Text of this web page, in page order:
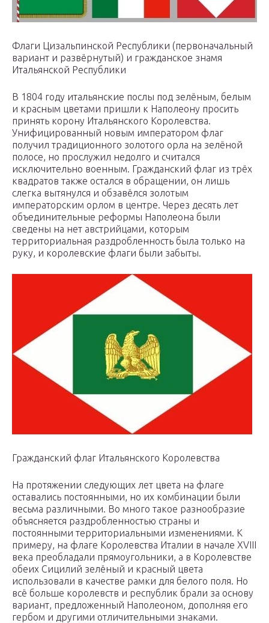
Флаги Цизальпинской Республики (первоначальный
вариант и развёрнутый) и гражданское знамя
Итальянской Республики
В 1804 году итальянские послы под зелёным, белым
и красным цветами пришли к Наполеону просить
принять корону Итальянского Королевства.
Унифицированный новым императором флаг
получил традиционного золотого орла на зелёной
полосе, но прослужил недолго и считался
исключительно военным. Гражданский флаг из трёх
квадратов также остался в обращении, он лишь
слегка вытянулся и обзавёлся золотым
императорским орлом в центре. Через десять лет
объединительные реформы Наполеона были
сведены на нет австрийцами, которым
территориальная раздробленность была только на
руку, и королевские флаги были забыты.
Гражданский флаг Итальянского Королевства
На протяжении следующих лет цвета на флаге
оставались постоянными, но их комбинации были
весьма различными. Во много такое разнообразие
объясняется раздробленностью страны и
постоянными территориальными изменениями. К
примеру, на флаге Королевства Италии в начале XVIII
века преобладали прямоугольники, а в Королевстве
обеих Сицилий зелёный и красный цвета
использовали в качестве рамки для белого поля. Но
всё больше королевств и республик брали за основу
вариант, предложенный Наполеоном, дополняя его
гербом и другими отличительными знаками.